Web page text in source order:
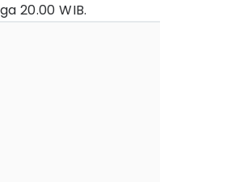
20.00 WIB.